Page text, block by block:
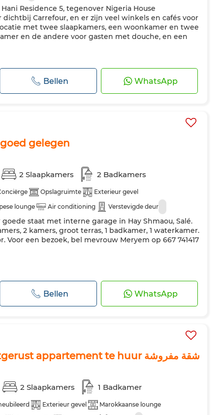
Residence 5, tegenover Nigeria House
dichtbij Carrefour, en er zijn veel winkels en cafés voor
met twee slaapkamers, een woonkamer en twee
en de andere voor gasten met douche, en een
Bellen WhatsApp
gelegen
2 Slaapkamers 2 Badkamers
Opslagruimte
Exterieur gevel
lounge Air conditioning Verstevigde deur
staat met interne garage in Hay Shmaou, Salé.
2 kamers, groot terras, 1 badkamer, 1 waterkamer.
Voor een bezoek, bel mevrouw Meryem op 667 741417
Bellen WhatsApp
Gemeubileerd en uitgerust appartement te huur شقة مفروشة
2 Slaapkamers 1 Badkamer
Exterieur gevel
Marokkaanse lounge